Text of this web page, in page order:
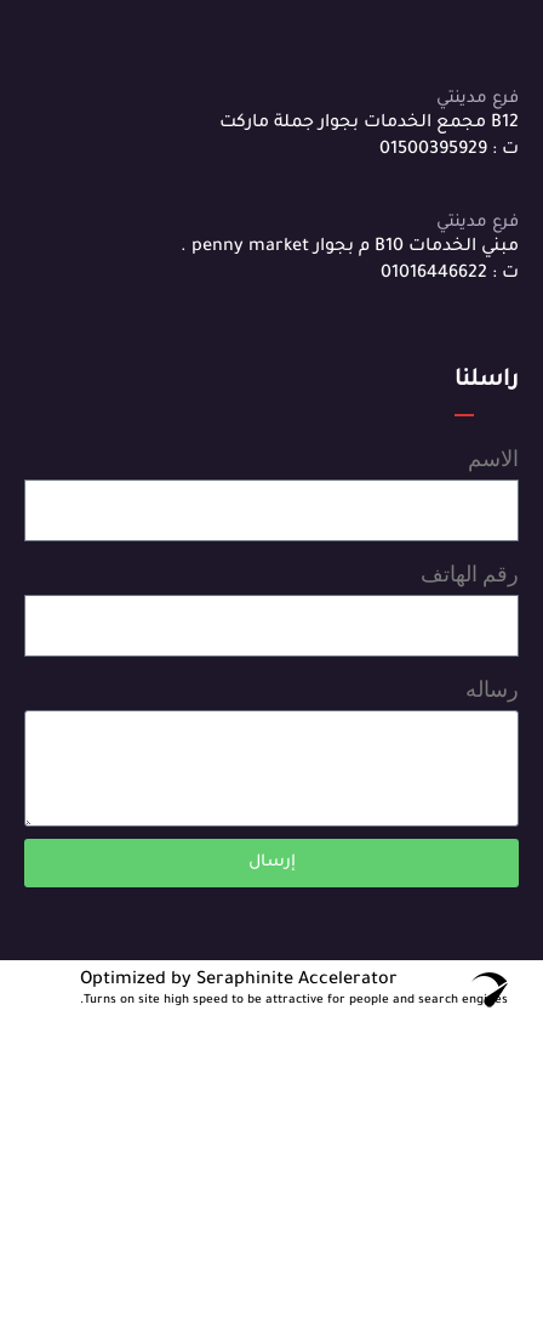
فرع مدينتي
B12 مجمع الخدمات بجوار جملة ماركت
ت : 01500395929
فرع مدينتي
مبني الخدمات B10 م بجوار penny market .
ت : 01016446622
راسلنا
الاسم
رقم الهاتف
رساله
إرسال
Optimized by Seraphinite Accelerator
Turns on site high speed to be attractive for people and search engines.